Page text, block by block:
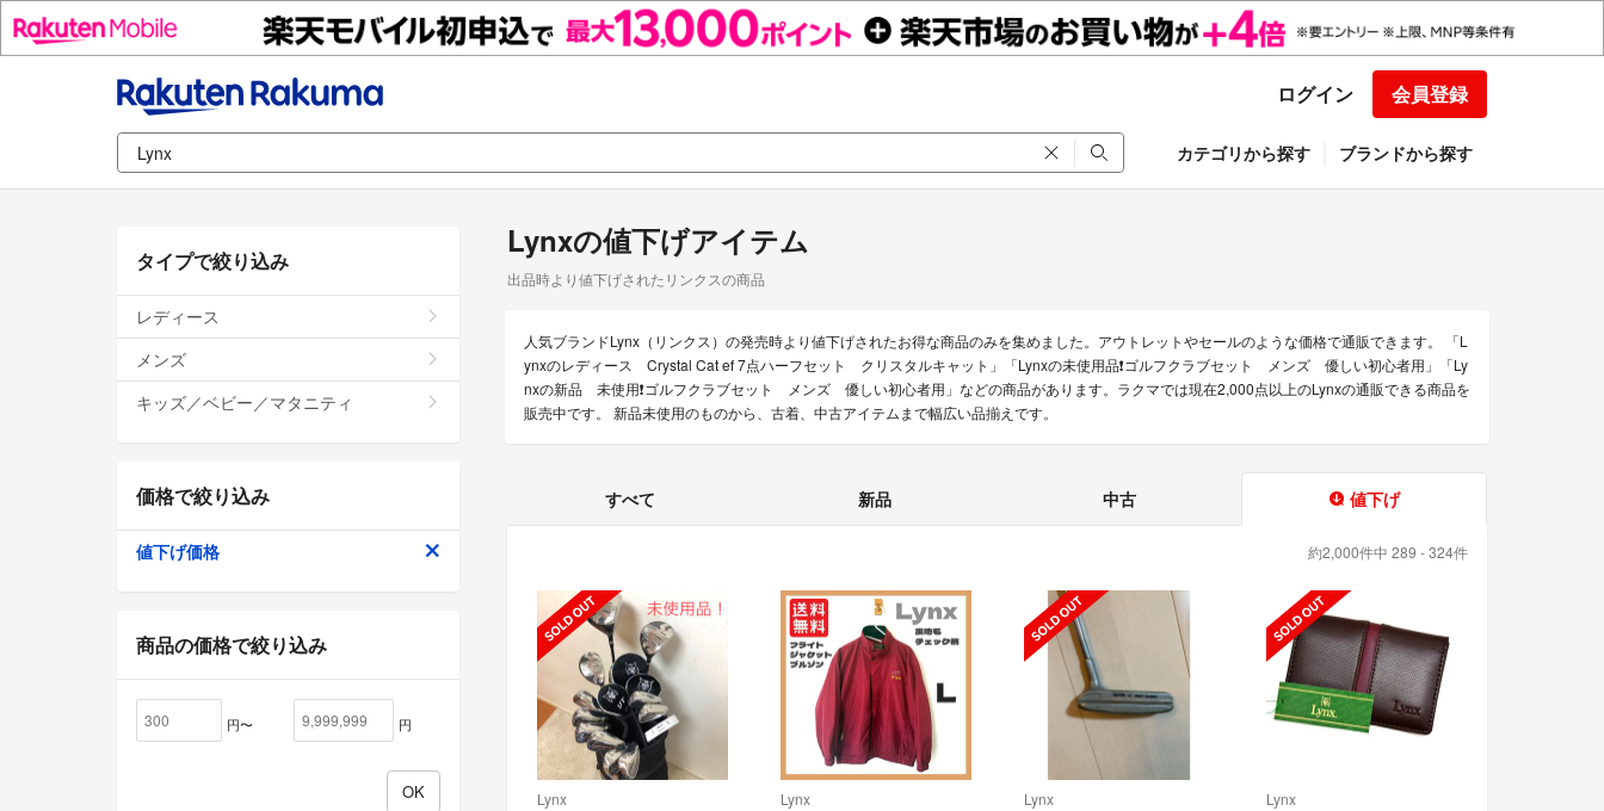
ログイン 会員登録
カテゴリから探す ブランドから探す
Lynxの値下げアイテム
出品時より値下げされたリンクスの商品
人気ブランドLynx（リンクス）の発売時より値下げされたお得な商品のみを集めました。アウトレットやセールのような価格で通販できます。 「L
ynxのレディース Crystal Cat ef 7点ハーフセット クリスタルキャット」「Lynxの未使用品❗️ゴルフクラブセット メンズ 優しい初心者用」「Ly
nxの新品 未使用❗️ゴルフクラブセット メンズ 優しい初心者用」などの商品があります。ラクマでは現在2,000点以上のLynxの通販できる商品を
販売中です。 新品未使用のものから、古着、中古アイテムまで幅広い品揃えです。
すべて 新品 中古 値下げ
約2,000件中 289 - 324件
Lynx Lynx Lynx Lynx
タイプで絞り込み
レディース
メンズ
キッズ／ベビー／マタニティ
価格で絞り込み
値下げ価格
商品の価格で絞り込み
円〜 円